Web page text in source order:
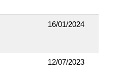
16/01/2024
12/07/2023